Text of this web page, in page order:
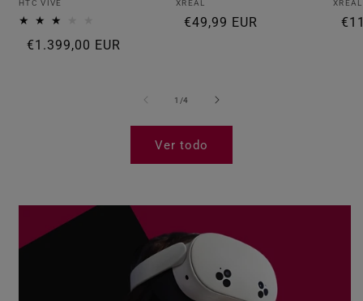
Proveedor:
HTC VIVE
Precio habitual
€1.399,00 EUR
Proveedor:
XREAL
Precio habitual
€49,99 EUR
XREAL
1 /de
4
Ver todo